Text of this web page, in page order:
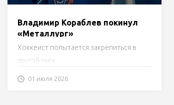
Владимир Кораблев покинул
«Металлург»
Хоккеист попытается закрепиться в
другой лиге.
01 июля 2026